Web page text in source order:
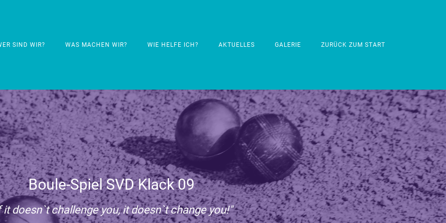
SIND WIR? WAS MACHEN WIR? WIE HELFE ICH? AKTUELLES GALERIE ZURÜCK ZUM START
Boule-Spiel SVD Klack 09
it doesn`t challenge you, it doesn`t change you!"